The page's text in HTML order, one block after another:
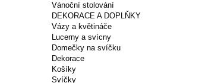
Vánoční stolování
DEKORACE A DOPLŇKY
Vázy a květináče
Lucerny a svícny
Domečky na svíčku
Dekorace
Košíky
Svíčky